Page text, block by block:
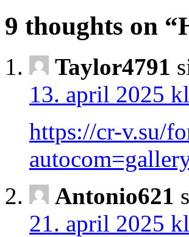
9 thoughts on “
Taylor4791
13. april 2025
https://cr-v.su/
Antonio621
21. april 2025